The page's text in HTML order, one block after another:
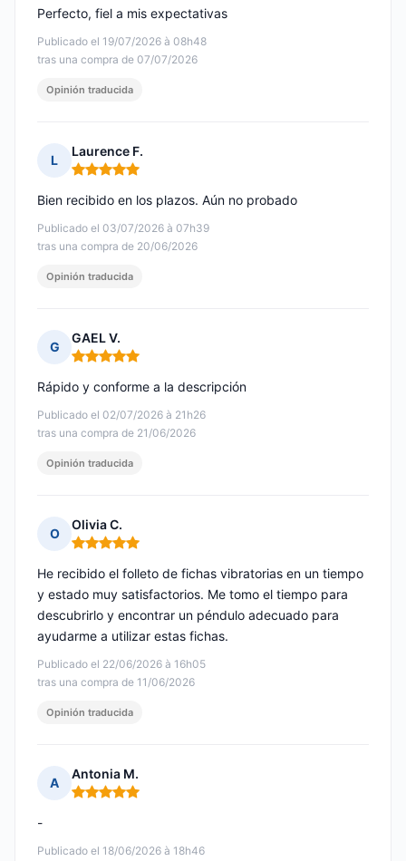
Publicado el 19/07/2026 à 08h48
tras una compra de 07/07/2026
Perfecto, fiel a mis expectativas
Opinión traducida
L
Laurence F.
Nota: 5 de 5
Publicado el 03/07/2026 à 07h39
tras una compra de 20/06/2026
Bien recibido en los plazos. Aún no probado
Opinión traducida
G
GAEL V.
Nota: 5 de 5
Publicado el 02/07/2026 à 21h26
tras una compra de 21/06/2026
Rápido y conforme a la descripción
Opinión traducida
O
Olivia C.
Nota: 5 de 5
Publicado el 22/06/2026 à 16h05
tras una compra de 11/06/2026
He recibido el folleto de fichas vibratorias en un tiempo
y estado muy satisfactorios. Me tomo el tiempo para
descubrirlo y encontrar un péndulo adecuado para
ayudarme a utilizar estas fichas.
Opinión traducida
A
Antonia M.
Nota: 5 de 5
Publicado el 18/06/2026 à 18h46
-